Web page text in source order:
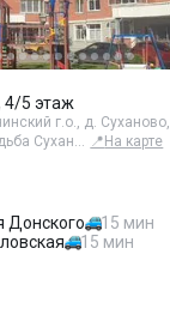
4/5 этаж
г.о., д. Суханово,
Сухан… 📍 На карте
Донского
15 мин
15 мин